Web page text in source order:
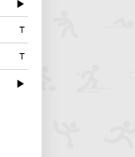
T
T